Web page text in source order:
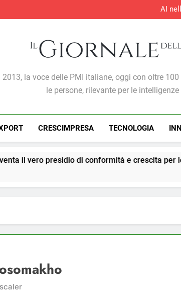
S&P
S&P
Giornale Delle
2013, la voce delle PMI italiane, oggi con oltre
le persone, rilevante per le
CRESCIMPRESA TECNOLOGIA
di conformità e crescita per le aziende